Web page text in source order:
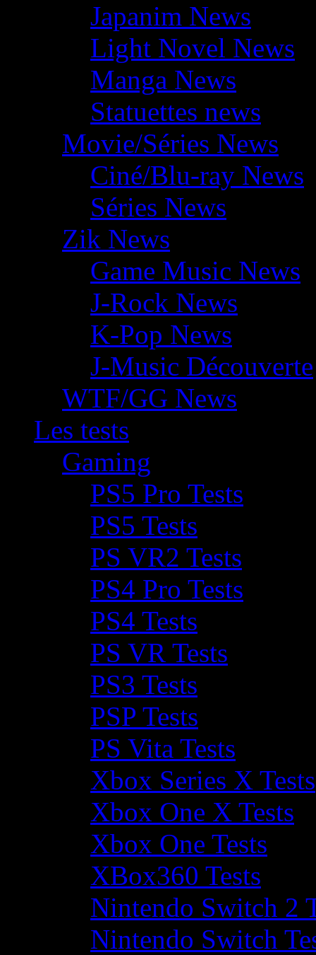
Japanim News
Light Novel News
Manga News
Statuettes news
Movie/Séries News
Ciné/Blu-ray News
Séries News
Zik News
Game Music News
J-Rock News
K-Pop News
J-Music Découverte
WTF/GG News
Les tests
Gaming
PS5 Pro Tests
PS5 Tests
PS VR2 Tests
PS4 Pro Tests
PS4 Tests
PS VR Tests
PS3 Tests
PSP Tests
PS Vita Tests
Xbox Series X Tests
Xbox One X Tests
Xbox One Tests
XBox360 Tests
Nintendo Switch 2
Nintendo Switch